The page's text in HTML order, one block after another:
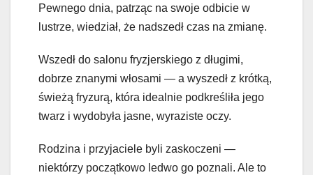
Pewnego dnia, patrząc na swoje odbicie w
lustrze, wiedział, że nadszedł czas na zmianę.
Wszedł do salonu fryzjerskiego z długimi,
dobrze znanymi włosami — a wyszedł z krótką,
świeżą fryzurą, która idealnie podkreśliła jego
twarz i wydobyła jasne, wyraziste oczy.
Rodzina i przyjaciele byli zaskoczeni —
niektórzy początkowo ledwo go poznali. Ale to